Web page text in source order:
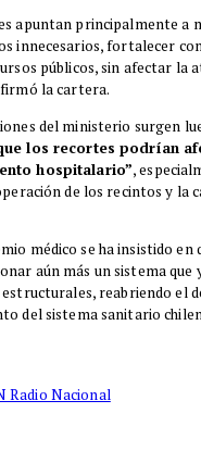
apuntan principalmente a
innecesarios, fortalecer
públicos, sin afectar la
la cartera.
del ministerio surgen
los recortes podrían
hospitalario”,
de los recintos y la
médico se ha insistido en
aún más un sistema que
reabriendo el
del sistema sanitario
Radio Nacional